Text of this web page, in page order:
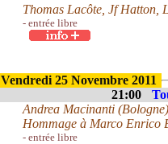
Thomas Lacôte, Jf Hatton,
- entrée libre
Vendredi 25 Novembre 2011
21:00
Andrea Macinanti
Hommage à Marco Enrico
- entrée libre